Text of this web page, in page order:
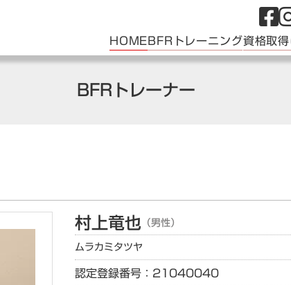
HOMEBFRトレーニング資格取
BFRトレーナー
村上竜也 （男性）
ムラカミタツヤ
認定登録番号：21040040